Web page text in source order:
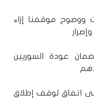
ووضوح موقفنا إزاء
عودة السوريين
اتفاق لوقف إطلاق